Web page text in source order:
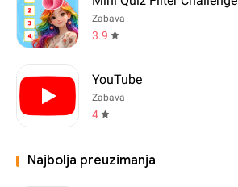
Zabava
3.9
YouTube
Zabava
4
Najbolja preuzimanja